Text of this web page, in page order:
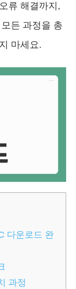
류 해결까지,
든 과정을 총
마세요.
다운로드 완
과정